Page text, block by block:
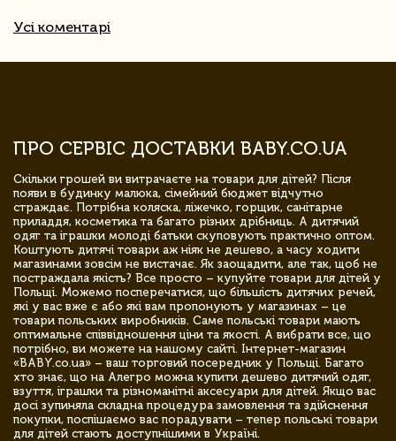
Усі коментарі
ПРО СЕРВІС ДОСТАВКИ BABY.CO.UA
Скільки грошей ви витрачаєте на товари для дітей? Після
появи в будинку малюка, сімейний бюджет відчутно
страждає. Потрібна коляска, ліжечко, горщик, санітарне
приладдя, косметика та багато різних дрібниць. А дитячий
одяг та іграшки молоді батьки скуповують практично оптом.
Коштують дитячі товари аж ніяк не дешево, а часу ходити
магазинами зовсім не вистачає. Як заощадити, але так, щоб не
постраждала якість? Все просто – купуйте товари для дітей у
Польщі. Можемо посперечатися, що більшість дитячих речей,
які у вас вже є або які вам пропонують у магазинах – це
товари польських виробників. Саме польські товари мають
оптимальне співвідношення ціни та якості. А вибрати все, що
потрібно, ви можете на нашому сайті. Інтернет-магазин
«BABY.co.ua» – ваш торговий посередник у Польщі. Багато
хто знає, що на Алегро можна купити дешево дитячий одяг,
взуття, іграшки та різноманітні аксесуари для дітей. Якщо вас
досі зупиняла складна процедура замовлення та здійснення
покупки, поспішаємо вас порадувати – тепер польські товари
для дітей стають доступнішими в Україні.